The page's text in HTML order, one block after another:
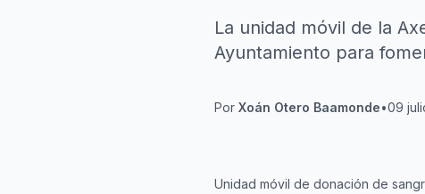
La unidad móvil de la
Ayuntamiento para
Por Xoán Otero Baamonde•09
Unidad móvil de donación de